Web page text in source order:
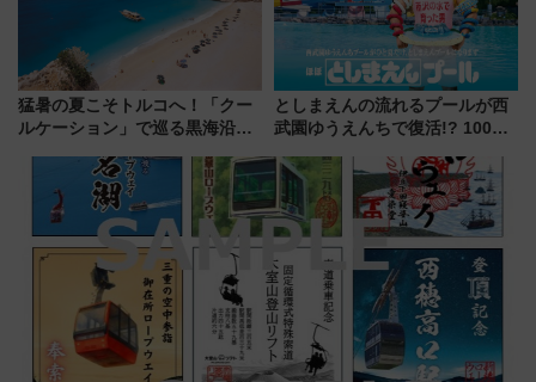
猛暑の夏こそトルコへ！「クー
ルケーション」で巡る黒海沿岸
連検索数が前年比237％増、ナ
ショジオも認める『2026年に訪
れるべき世界の旅先』
としまえんの流れるプールが西
武園ゆうえんちで復活!? 100周
イダー」に注目 2026年夏は所
沢へ遊びに行こう